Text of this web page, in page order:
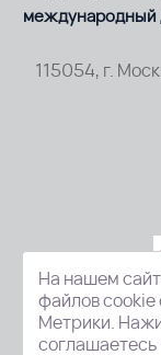
международный
115054, г.
На нашем
файлов cookie
Метрики.